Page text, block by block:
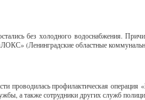
без холодного водоснабжения.
(Ленинградские областные
проводилась профилактическая
а также сотрудники других служб